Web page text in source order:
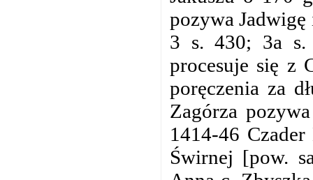
pozywa
3 s. 430; 3a
procesuje się z
poręczenia za
Zagórza
1414-46
Świrnej [pow.